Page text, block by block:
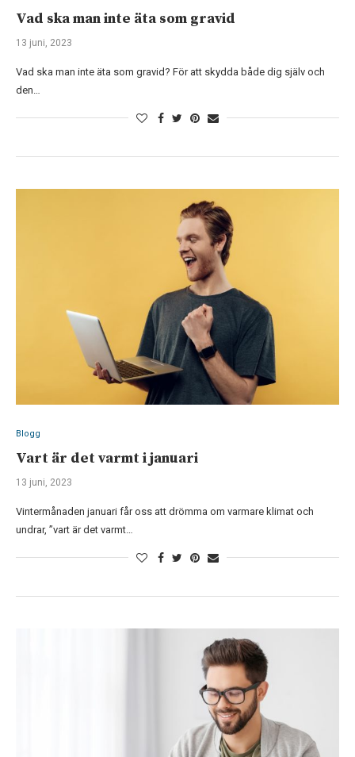
Vad ska man inte äta som gravid
13 juni, 2023
Vad ska man inte äta som gravid? För att skydda både dig själv och
den…
Blogg
Vart är det varmt i januari
13 juni, 2023
Vintermånaden januari får oss att drömma om varmare klimat och
undrar, ”vart är det varmt…